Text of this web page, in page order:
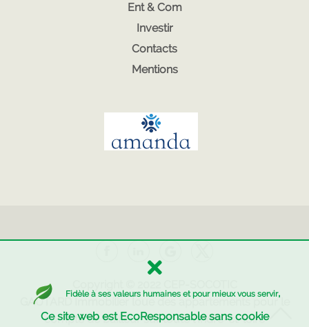
Fidèle à ses valeurs humaines et pour mieux vous servir,
Ce site web est EcoResponsable sans cookie
Ent & Com
Investir
Contacts
Mentions
GAUTARD Immobilier
loue des appartements pour le
compte de bailleur sur toute l'Indre-et-loire